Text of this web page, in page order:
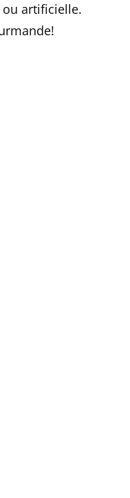
artificielle.